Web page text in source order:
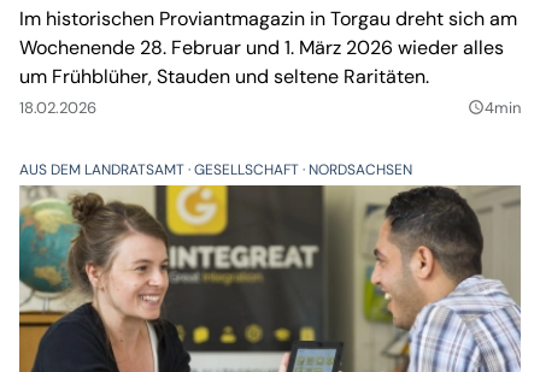
Im historischen Proviantmagazin in Torgau dreht sich am
Wochenende 28. Februar und 1. März 2026 wieder alles
um Frühblüher, Stauden und seltene Raritäten.
18.02.2026 query_builder4min
AUS DEM LANDRATSAMT GESELLSCHAFT NORDSACHSEN